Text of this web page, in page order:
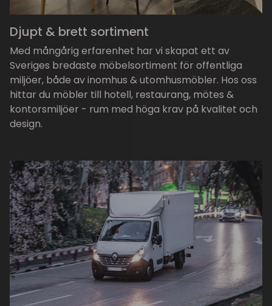
Djupt & brett sortiment
Med mångårig erfarenhet har vi skapat ett av
Sveriges bredaste möbelsortiment för offentliga
miljöer, både av inomhus & utomhusmöbler. Hos oss
hittar du möbler till hotell, restaurang, mötes &
kontorsmiljöer - rum med höga krav på kvalitet och
design.